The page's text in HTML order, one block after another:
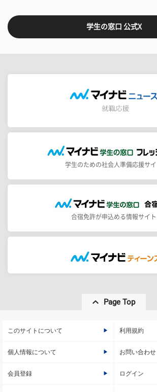
学生の窓口 公式X
学生のための社会人準備応援サイ
合宿免許が申込める情報サイト
Page Top
このサイトについて 利用規約
個人情報について お問い合わせ
会員登録 ログイン